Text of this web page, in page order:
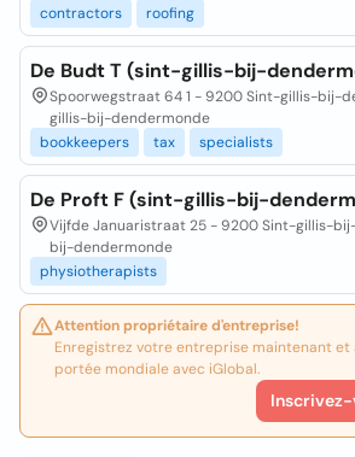
contractors
roofing
De Budt T (sint-gillis-bij-
Spoorwegstraat 64 1 - 9200 Sint-gillis-bij-
gillis-bij-dendermonde
bookkeepers
tax specialists
De Proft F (sint-gillis-bij-
Vijfde Januaristraat 25 - 9200 Sint-gillis-
bij-dendermonde
physiotherapists
Attention propriétaire d'entreprise!
Enregistrez votre entreprise maintenant et
portée mondiale avec iGlobal.